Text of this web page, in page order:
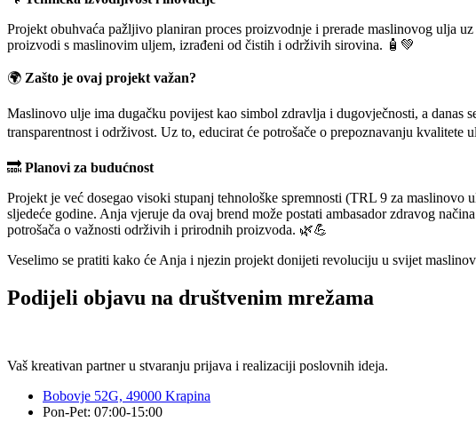
Projekt obuhvaća pažljivo planiran proces proizvodnje i prerade maslinovog ulja
proizvodi s maslinovim uljem, izrađeni od čistih i održivih sirovina. 🧴💚
🌍 Zašto je ovaj projekt važan?
Maslinovo ulje ima dugačku povijest kao simbol zdravlja i dugovječnosti, a danas
transparentnost i održivost. Uz to, educirat će potrošače o prepoznavanju
🔜 Planovi za budućnost
Projekt je već dosegao visoki stupanj tehnološke spremnosti (TRL 9 za
sljedeće godine. Anja vjeruje da ovaj brend može postati ambasador zdravog
potrošača o važnosti održivih i prirodnih proizvoda. 🌿💪
Veselimo se pratiti kako će Anja i njezin projekt donijeti revoluciju u svijet
Podijeli objavu na društvenim mrežama
Vaš kreativan partner u stvaranju prijava i realizaciji poslovnih ideja.
Bobovje 52G, 49000 Krapina
Pon-Pet: 07:00-15:00